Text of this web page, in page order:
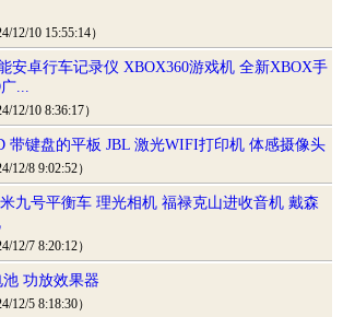
12/10 15:55:14）
安卓行车记录仪 XBOX360游戏机 全新XBOX手
...
12/10 8:36:17）
带键盘的平板 JBL 激光WIFI打印机 体感摄像头
12/8 9:02:52）
九号平衡车 理光相机 福禄克山进收音机 戴森
12/7 8:20:12）
功放效果器
12/5 8:18:30）